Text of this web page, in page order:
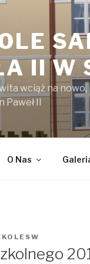
II W
wciąż na
II
O Nas